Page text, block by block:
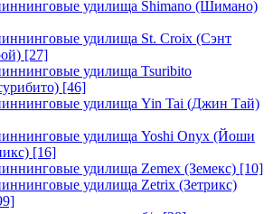
удилища Shimano (Шимано)
удилища St. Croix (Сэнт
[27]
удилища Tsuribito
[46]
удилища Yin Tai (Джин Тай)
удилища Yoshi Onyx (Йоши
[16]
удилища Zemex (Земекс) [10]
удилища Zetrix (Зетрикс)